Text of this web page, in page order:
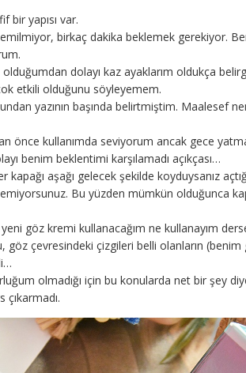
bir yapısı var.
birkaç dakika beklemek gerekiyor.
dolayı kaz ayaklarım oldukça
etkili olduğunu söyleyemem.
yazının başında belirtmiştim. Maalesef
önce kullanımda seviyorum ancak gece
benim beklentimi karşılamadı açıkçası…
kapağı aşağı gelecek şekilde koyduysanız
Bu yüzden mümkün olduğunca
göz kremi kullanacağım ne kullanayım
göz çevresindeki çizgileri belli olanların (benim
olmadığı için bu konularda net bir şey